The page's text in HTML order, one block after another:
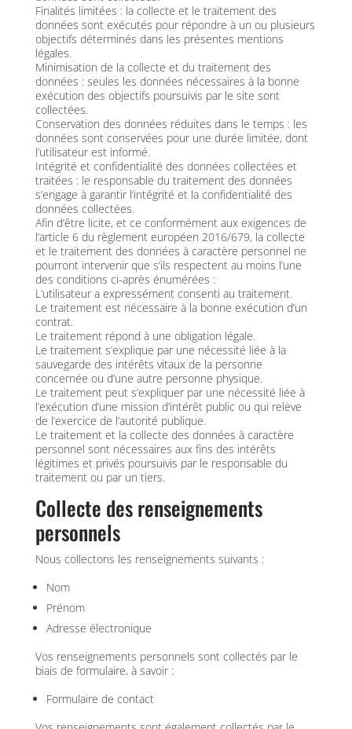
Finalités limitées : la collecte et le traitement des
données sont exécutés pour répondre à un ou plusieurs
objectifs déterminés dans les présentes mentions
légales.
Minimisation de la collecte et du traitement des
données : seules les données nécessaires à la bonne
exécution des objectifs poursuivis par le site sont
collectées.
Conservation des données réduites dans le temps : les
données sont conservées pour une durée limitée, dont
l’utilisateur est informé.
Intégrité et confidentialité des données collectées et
traitées : le responsable du traitement des données
s’engage à garantir l’intégrité et la confidentialité des
données collectées.
Afin d’être licite, et ce conformément aux exigences de
l’article 6 du règlement européen 2016/679, la collecte
et le traitement des données à caractère personnel ne
pourront intervenir que s’ils respectent au moins l’une
des conditions ci-après énumérées :
L’utilisateur a expressément consenti au traitement.
Le traitement est nécessaire à la bonne exécution d’un
contrat.
Le traitement répond à une obligation légale.
Le traitement s’explique par une nécessité liée à la
sauvegarde des intérêts vitaux de la personne
concernée ou d’une autre personne physique.
Le traitement peut s’expliquer par une nécessité liée à
l’exécution d’une mission d’intérêt public ou qui relève
de l’exercice de l’autorité publique.
Le traitement et la collecte des données à caractère
personnel sont nécessaires aux fins des intérêts
légitimes et privés poursuivis par le responsable du
traitement ou par un tiers.
Collecte des renseignements
personnels
Nous collectons les renseignements suivants :
Nom
Prénom
Adresse électronique
Vos renseignements personnels sont collectés par le
biais de formulaire, à savoir :
Formulaire de contact